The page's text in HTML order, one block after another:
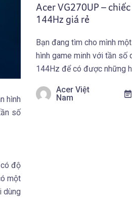
hình
số
độ
một
dùng
Acer VG270UP –
144Hz giá rẻ
Bạn đang tìm cho mình
hình game minh với tần số
144Hz để có được những
nhưng giá thành của màn
Acer Việt
Nam